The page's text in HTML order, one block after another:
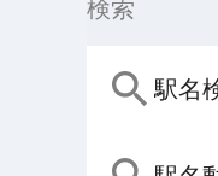
検索
駅名